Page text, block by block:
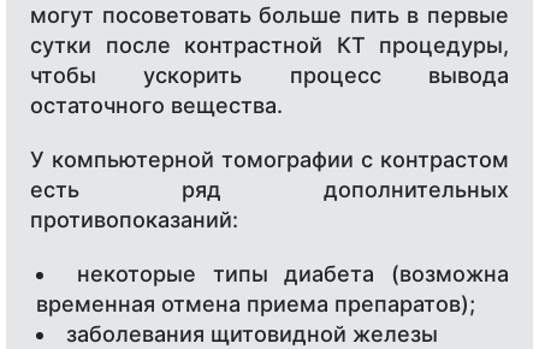
могут посоветовать больше пить в первые
сутки после контрастной КТ процедуры,
чтобы ускорить процесс вывода
остаточного вещества.
У компьютерной томографии с контрастом
есть ряд дополнительных
противопоказаний:
некоторые типы диабета (возможна
временная отмена приема препаратов);
заболевания щитовидной железы